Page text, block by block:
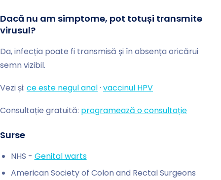
Dacă nu am simptome, pot totuși transmite
virusul?
Da, infecția poate fi transmisă și în absența oricărui
semn vizibil.
Vezi și: ce este negul anal· vaccinul HPV
Consultație gratuită: programează o consultație
Surse
NHS - Genital warts
American Society of Colon and Rectal Surgeons